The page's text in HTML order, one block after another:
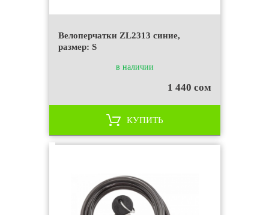
Велоперчатки ZL2313 синие,
размер: S
в наличии
1 440 сом
КУПИТЬ